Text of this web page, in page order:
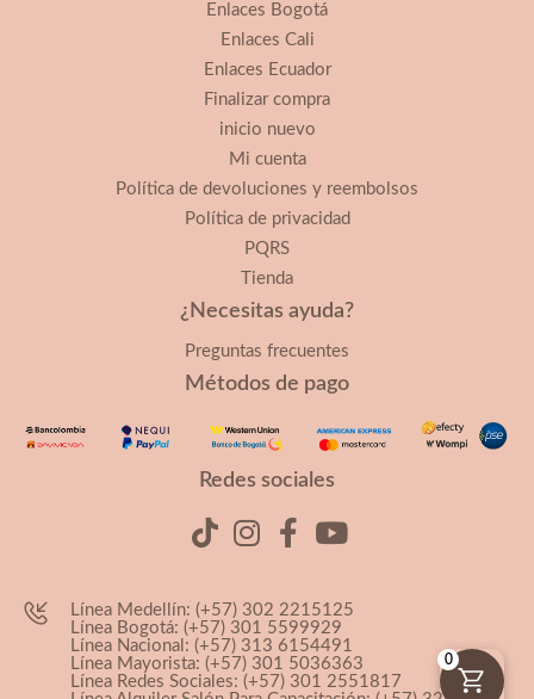
Enlaces Bogotá
Enlaces Cali
Enlaces Ecuador
Finalizar compra
inicio nuevo
Mi cuenta
Política de devoluciones y reembolsos
Política de privacidad
PQRS
Tienda
¿Necesitas ayuda?
Preguntas frecuentes
Métodos de pago
Redes sociales
Línea Medellín: (+57) 302 2215125
Línea Bogotá: (+57) 301 5599929
Línea Nacional: (+57) 313 6154491
Línea Mayorista: (+57) 301 5036363
Línea Redes Sociales: (+57) 301 2551817
0